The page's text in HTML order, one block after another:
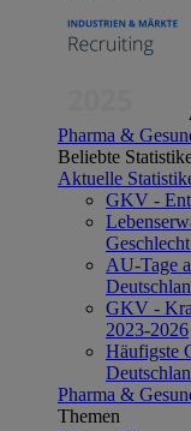
Pharma &
Beliebte
Aktuelle
GKV -
AU-Tage
GKV -
2023-2026
Häufigste
Pharma &
Themen